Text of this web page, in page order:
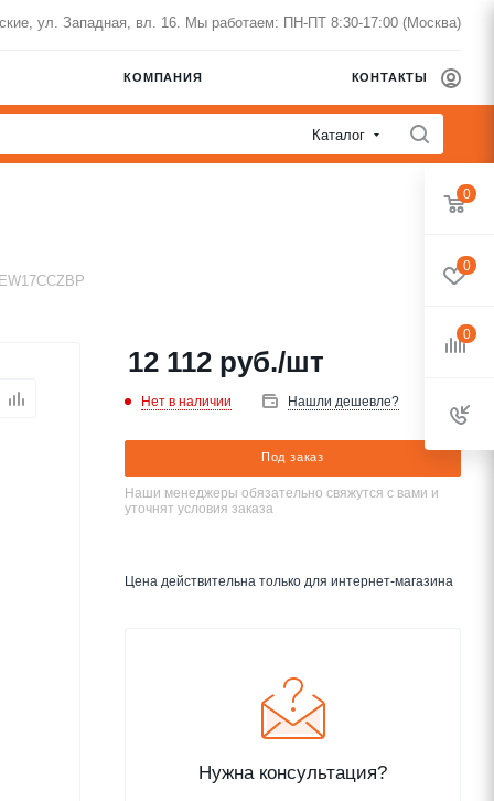
ул. Западная, вл. 16. Мы работаем: ПН-ПТ 8:30-17:00 (Москва)
КОМПАНИЯ КОНТАКТЫ
Каталог
12 112 руб./шт
Нет в наличии Нашли дешевле?
Под заказ
Наши менеджеры обязательно свяжутся с вами и
уточнят условия заказа
Цена действительна только для интернет-магазина
Нужна консультация?
0
0
0